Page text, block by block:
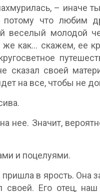
– иначе
что любим
молодой
как... скажем, ее
своей
на все, чтобы не
нее. Значит,
и поцелуями.
в ярость. Она
своей. Его отец,